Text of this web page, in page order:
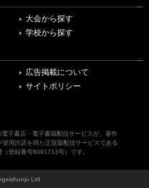
大会から探す
学校から探す
広告掲載について
サイトポリシー
子書店・電子書籍配信サービスが、著作
使用許諾を得た正規版配信サービスである
（登録番号6091713号）です。
Ltd.